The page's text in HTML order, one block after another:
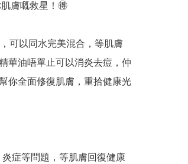
膚嘅救星！🉐
可以同水完美混合，等肌膚
華油唔單止可以消炎去痘，仲
你全面修復肌膚，重拾健康光
症等問題，等肌膚回復健康